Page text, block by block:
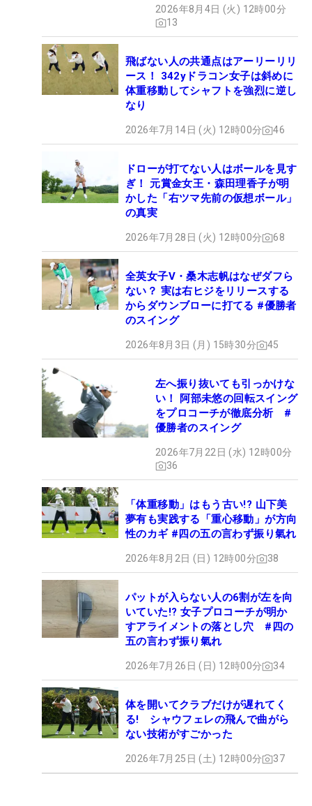
2026年8月4日 (火) 12時00分
13
飛ばない人の共通点はアーリーリリ
ース！ 342yドラコン女子は斜めに
体重移動してシャフトを強烈に逆し
なり
2026年7月14日 (火) 12時00分 46
ドローが打てない人はボールを見す
ぎ！ 元賞金女王・森田理香子が明
かした「右ツマ先前の仮想ボール」
の真実
2026年7月28日 (火) 12時00分 68
全英女子V・桑木志帆はなぜダフら
ない？ 実は右ヒジをリリースする
からダウンブローに打てる #優勝者
のスイング
2026年8月3日 (月) 15時30分 45
左へ振り抜いても引っかけな
い！ 阿部未悠の回転スイング
をプロコーチが徹底分析 #
優勝者のスイング
2026年7月22日 (水) 12時00分
36
「体重移動」はもう古い!? 山下美
夢有も実践する「重心移動」が方向
性のカギ #四の五の言わず振り氣れ
2026年8月2日 (日) 12時00分 38
パットが入らない人の6割が左を向
いていた!? 女子プロコーチが明か
すアライメントの落とし穴 #四の
五の言わず振り氣れ
2026年7月26日 (日) 12時00分 34
体を開いてクラブだけが遅れてく
る! シャウフェレの飛んで曲がら
ない技術がすごかった
2026年7月25日 (土) 12時00分 37